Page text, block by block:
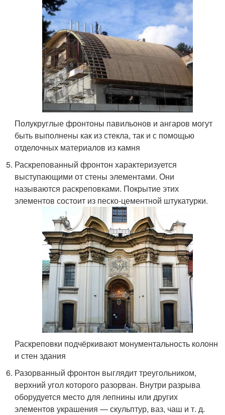
Полукруглые фронтоны павильонов и ангаров могут
быть выполнены как из стекла, так и с помощью
отделочных материалов из камня
Раскрепованный фронтон характеризуется
выступающими от стены элементами. Они
называются раскреповками. Покрытие этих
элементов состоит из песко-цементной штукатурки.
Раскреповки подчёркивают монументальность колонн
и стен здания
Разорванный фронтон выглядит треугольником,
верхний угол которого разорван. Внутри разрыва
оборудуется место для лепнины или других
элементов украшения — скульптур, ваз, чаш и т. д.